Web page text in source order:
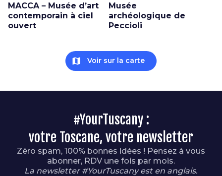
MACCA – Musée d’art
contemporain à ciel
ouvert
Musée
archéologique de
Peccioli
map Voir sur la carte
#YourTuscany :
votre Toscane, votre newsletter
Zéro spam, 100% bonnes idées ! Pensez à vous
abonner, RDV une fois par mois.
La newsletter #YourTuscany est en anglais.